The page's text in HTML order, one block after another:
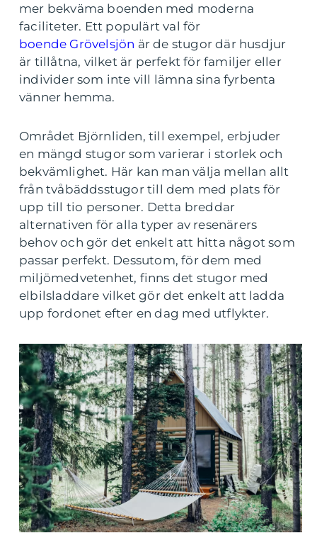
mer bekväma boenden med moderna
faciliteter. Ett populärt val för
boende Grövelsjön är de stugor där husdjur
är tillåtna, vilket är perfekt för familjer eller
individer som inte vill lämna sina fyrbenta
vänner hemma.
Området Björnliden, till exempel, erbjuder
en mängd stugor som varierar i storlek och
bekvämlighet. Här kan man välja mellan allt
från tvåbäddsstugor till dem med plats för
upp till tio personer. Detta breddar
alternativen för alla typer av resenärers
behov och gör det enkelt att hitta något som
passar perfekt. Dessutom, för dem med
miljömedvetenhet, finns det stugor med
elbilsladdare vilket gör det enkelt att ladda
upp fordonet efter en dag med utflykter.